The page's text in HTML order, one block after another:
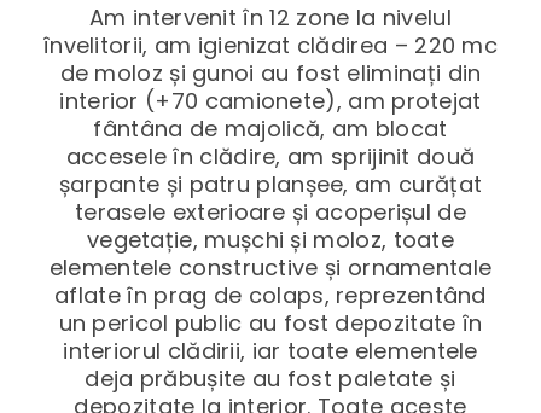
Am intervenit în 12 zone la nivelul
învelitorii, am igienizat clădirea – 220 mc
de moloz și gunoi au fost eliminați din
interior (+70 camionete), am protejat
fântâna de majolică, am blocat
accesele în clădire, am sprijinit două
șarpante și patru planșee, am curățat
terasele exterioare și acoperișul de
vegetație, mușchi și moloz, toate
elementele constructive și ornamentale
aflate în prag de colaps, reprezentând
un pericol public au fost depozitate în
interiorul clădirii, iar toate elementele
deja prăbușite au fost paletate și
depozitate la interior. Toate aceste